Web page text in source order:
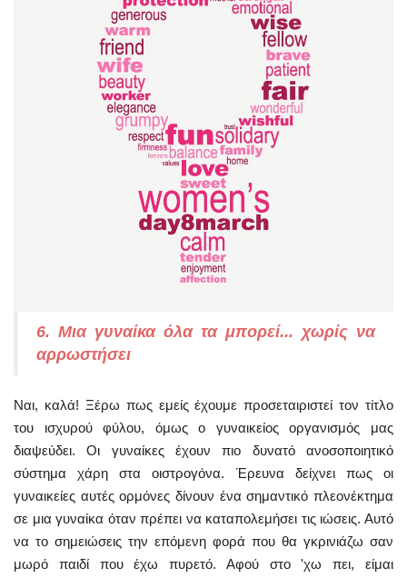
6. Μια γυναίκα όλα τα μπορεί... χωρίς να
αρρωστήσει
Ναι, καλά! Ξέρω πως εμείς έχουμε προσεταιριστεί τον τίτλο
του ισχυρού φύλου, όμως ο γυναικείος οργανισμός μας
διαψεύδει. Οι γυναίκες έχουν πιο δυνατό ανοσοποιητικό
σύστημα χάρη στα οιστρογόνα. Έρευνα δείχνει πως οι
γυναικείες αυτές ορμόνες δίνουν ένα σημαντικό πλεονέκτημα
σε μια γυναίκα όταν πρέπει να καταπολεμήσει τις ιώσεις. Αυτό
να το σημειώσεις την επόμενη φορά που θα γκρινιάζω σαν
μωρό παιδί που έχω πυρετό. Αφού στο 'χω πει, είμαι